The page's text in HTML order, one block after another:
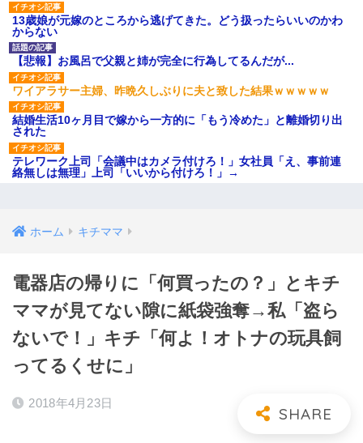
13歳娘が元嫁のところから逃げてきた。どう扱ったらいいのかわ
からない
【悲報】お風呂で父親と姉が完全に行為してるんだが...
ワイアラサー主婦、昨晩久しぶりに夫と致した結果ｗｗｗｗｗ
結婚生活10ヶ月目で嫁から一方的に「もう冷めた」と離婚切り出
された
テレワーク上司「会議中はカメラ付けろ！」女社員「え、事前連
絡無しは無理」上司「いいから付けろ！」→
ホーム キチママ
電器店の帰りに「何買ったの？」とキチ
ママが見てない隙に紙袋強奪→私「盗ら
ないで！」キチ「何よ！オトナの玩具飼
ってるくせに」
2018年4月23日